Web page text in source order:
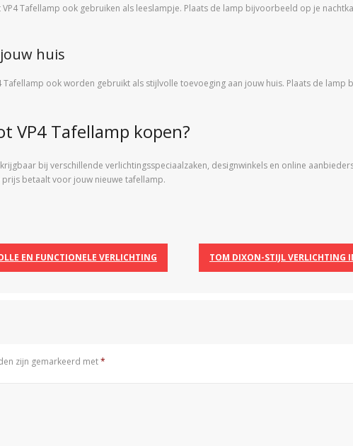
Tafellamp ook gebruiken als leeslampje. Plaats de lamp bijvoorbeeld op je
huis
Tafellamp ook worden gebruikt als stijlvolle toevoeging aan jouw huis. Plaats de
VP4 Tafellamp kopen?
bij verschillende verlichtingsspeciaalzaken, designwinkels en online
betaalt voor jouw nieuwe tafellamp.
EN FUNCTIONELE VERLICHTING TOM DIXON-STIJL VERLICHTING
zijn gemarkeerd met*